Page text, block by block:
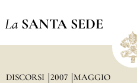
La SANTA SEDE
DISCORSI 2007 MAGGIO